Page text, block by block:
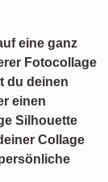
eine ganz
Fotocollage
du deinen
einen
Silhouette
Collage